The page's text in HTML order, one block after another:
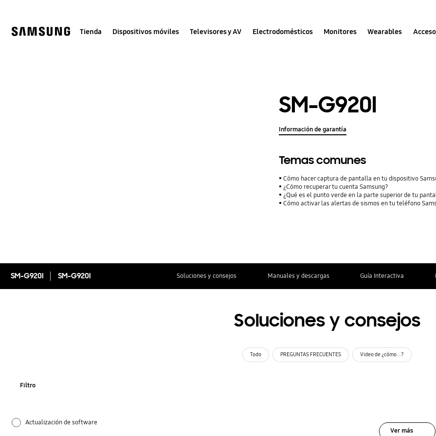
Tienda Dispositivos móviles Televisores y AV Electrodomésticos Monitores Wearables
SM-G920I
Información de garantía
Temas comunes
Cómo hacer captura de pantalla en tu dispositivo
¿Cómo recuperar tu cuenta Samsung?
¿Qué es el punto verde en la parte superior de tu
Cómo activar las alertas de sismos en tu teléfono
SM-G920I SM-G920I Soluciones y consejos Manuales y descargas Guía Interactiva
Soluciones y consejos
Todo PREGUNTAS FRECUENTES Video de ¿cómo...?
Filtro
Actualización de software
Ver más